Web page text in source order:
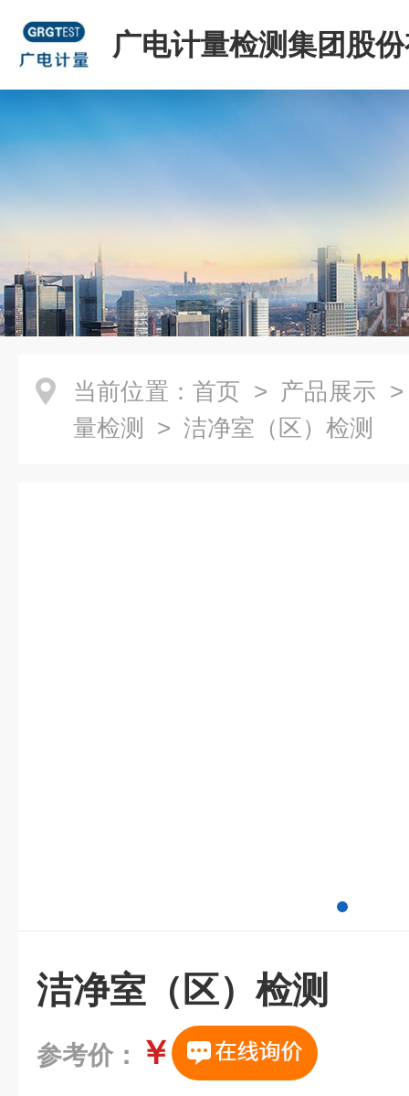
广电计量检测集团股
司
当前位置： 首页 > 产品展示
量检测
> 洁净室（区）检测
洁净室（区）检测
参考价： ￥